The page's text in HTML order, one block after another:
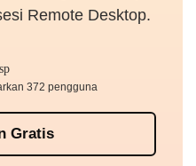
Remote Desktop.
Gratis
372 pengguna